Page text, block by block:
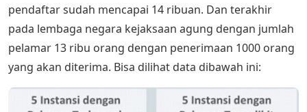
pendaftar sudah mencapai 14 ribuan. Dan terakhir
pada lembaga negara kejaksaan agung dengan jumlah
pelamar 13 ribu orang dengan penerimaan 1000 orang
yang akan diterima. Bisa dilihat data dibawah ini: